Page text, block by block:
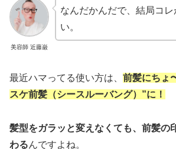
美容師 近藤巌
なんだかんだで、結局コ
い。
最近ハマってる使い方は、 前髪にちょ
スケ前髪（シースルーバング）”に！
髪型をガラッと変えなくても、前髪の
わるんですよね。